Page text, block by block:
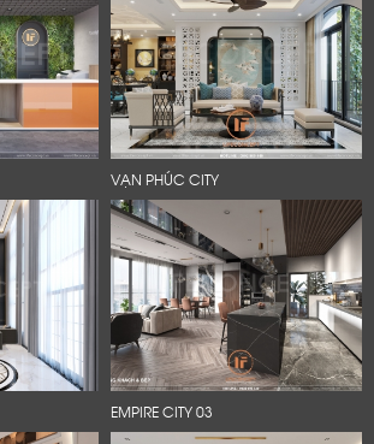
VẠN PHÚC CITY
EMPIRE CITY 03